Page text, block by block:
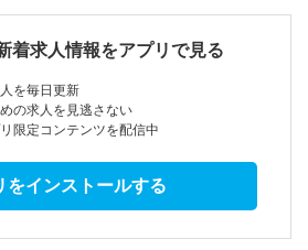
着求人情報をアプリで見る
を毎日更新
の求人を見逃さない
限定コンテンツを配信中
をインストールする